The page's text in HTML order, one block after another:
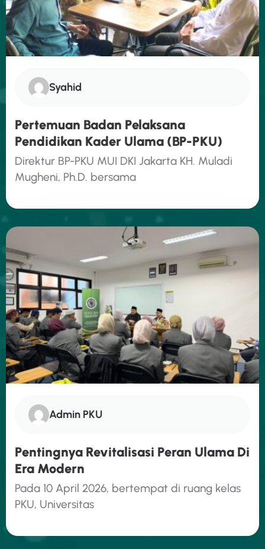
Syahid
Pertemuan Badan Pelaksana
Pendidikan Kader Ulama (BP-PKU)
Direktur BP-PKU MUI DKI Jakarta KH. Muladi
Mugheni, Ph.D. bersama
Admin PKU
Pentingnya Revitalisasi Peran Ulama Di
Era Modern
Pada 10 April 2026, bertempat di ruang kelas
PKU, Universitas